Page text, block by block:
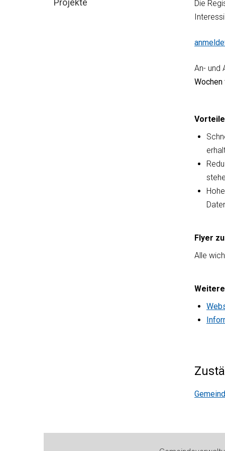
Projekte
Die
An- und
Wochen
Flyer
Alle